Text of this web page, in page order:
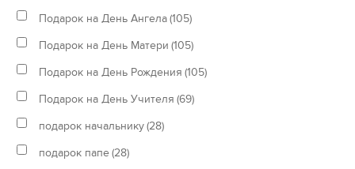
Подарок на День Ангела(105)
Подарок на День Матери (105)
Подарок на День Рождения (105)
Подарок на День Учителя (69)
подарок начальнику(28)
подарок папе(28)